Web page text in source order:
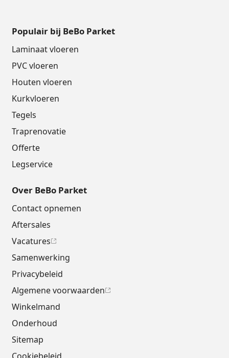
Populair bij BeBo Parket
Laminaat vloeren
PVC vloeren
Houten vloeren
Kurkvloeren
Tegels
Traprenovatie
Offerte
Legservice
Over BeBo Parket
Contact opnemen
Aftersales
Vacatures
Samenwerking
Privacybeleid
Algemene voorwaarden
Winkelmand
Onderhoud
Sitemap